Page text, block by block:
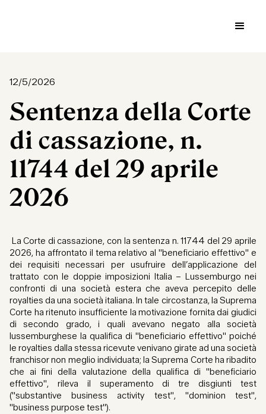
12/5/2026
Sentenza della Corte
di cassazione, n.
11744 del 29 aprile
2026
La Corte di cassazione, con la sentenza n. 11744 del 29 aprile
2026, ha affrontato il tema relativo al "beneficiario effettivo" e
dei requisiti necessari per usufruire dell’applicazione del
trattato con le doppie imposizioni Italia – Lussemburgo nei
confronti di una società estera che aveva percepito delle
royalties da una società italiana. In tale circostanza, la Suprema
Corte ha ritenuto insufficiente la motivazione fornita dai giudici
di secondo grado, i quali avevano negato alla società
lussemburghese la qualifica di "beneficiario effettivo" poiché
le royalties dalla stessa ricevute venivano girate ad una società
franchisor non meglio individuata; la Suprema Corte ha ribadito
che ai fini della valutazione della qualifica di "beneficiario
effettivo", rileva il superamento di tre disgiunti test
("substantive business activity test", "dominion test",
"business purpose test").